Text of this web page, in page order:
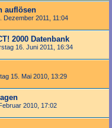
auflösen
Dezember 2011, 11:04
2000 Datenbank
16. Juni 2011, 16:34
15. Mai 2010, 13:29
2010, 17:02